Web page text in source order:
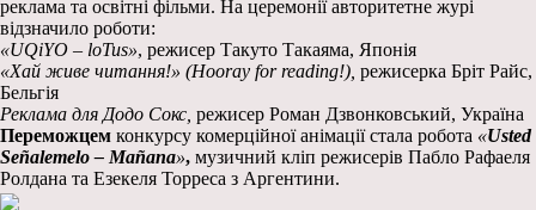
реклама та освітні фільми. На церемонії авторитетне журі
відзначило роботи:
«UQiYO – loTus», режисер Такуто Такаяма, Японія
«Хай живе читання!» (Hooray for reading!), режисерка Бріт Райс,
Бельгія
Реклама для Додо Сокс, режисер Роман Дзвонковський, Україна
Переможцем конкурсу комерційної анімації стала робота «Usted
Señalemelo– Mañana», музичний кліп режисерів Пабло Рафаеля
Ролдана та Езекеля Торреса з Аргентини.